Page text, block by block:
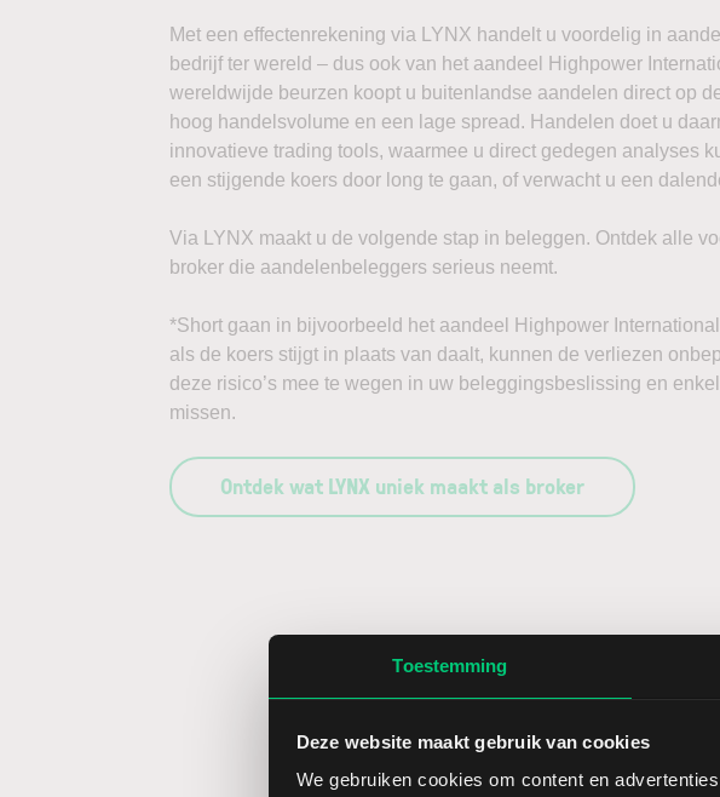
Toestemming
Deze website maakt gebruik van cookies
We gebruiken cookies om content en
Met een effectenrekening via LYNX handelt u voordelig in
bedrijf ter wereld – dus ook van het aandeel Highpower
wereldwijde beurzen koopt u buitenlandse aandelen direct op
hoog handelsvolume en een lage spread. Handelen doet u
innovatieve trading tools, waarmee u direct gedegen analyses
een stijgende koers door long te gaan, of verwacht u een
Via LYNX maakt u de volgende stap in beleggen. Ontdek alle
broker die aandelenbeleggers serieus neemt.
*Short gaan in bijvoorbeeld het aandeel Highpower
als de koers stijgt in plaats van daalt, kunnen de verliezen
deze risico’s mee te wegen in uw beleggingsbeslissing en
missen.
Ontdek wat LYNX uniek maakt als broker